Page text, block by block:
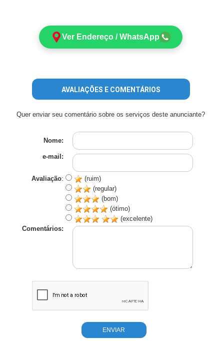
Ver Endereço / WhatsApp
AVALIAÇÕES E COMENTÁRIOS
Quer enviar seu comentário sobre os serviços deste anunciante?
Nome:
e-mail:
Avaliação:
(ruim)
(regular)
(bom)
(ótimo)
(excelente)
Comentários: